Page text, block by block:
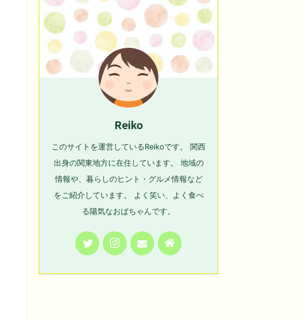
Reiko
このサイトを運営しているReikoです。 関西
出身の関東地方に在住しています。 地域の
情報や、暮らしのヒント・グルメ情報など
をご紹介しています。 よく笑い、よく食べ
る陽気なおばちゃんです。